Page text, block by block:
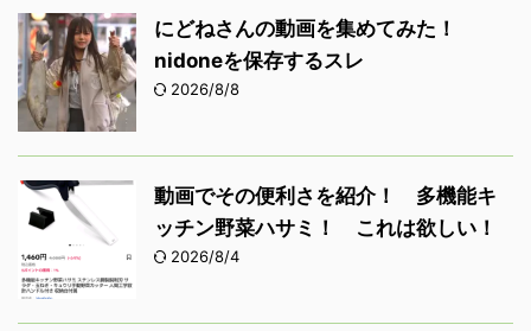
にどねさんの動画を集めてみた！
nidoneを保存するスレ
2026/8/8
動画でその便利さを紹介！ 多機能キ
ッチン野菜ハサミ！ これは欲しい！
2026/8/4